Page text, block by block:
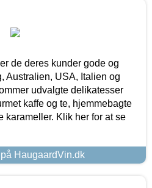
de deres kunder gode og
Australien, USA, Italien og
udvalgte delikatesser
kaffe og te, hjemmebagte
karameller. Klik her for at se
HaugaardVin.dk